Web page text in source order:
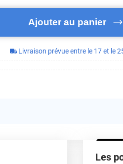
Ajouter au panier
Livraison prévue entre le 17 et le
Les